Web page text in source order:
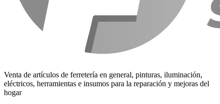
Venta de artículos de ferretería en general, pinturas, iluminación,
eléctricos, herramientas e insumos para la reparación y mejoras del
hogar